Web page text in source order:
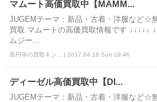
マムート高価買取中【MAMM...
JUGEMテーマ：新品・古着・洋服など☆
買取 マムートの高価買取情報です ↓↓↓↓↓
ムジー...
高円寺の買取キン... | 2017.04.16 Sun 19:46
ディーゼル高価買取中【DI...
JUGEMテーマ：新品・古着・洋服など☆